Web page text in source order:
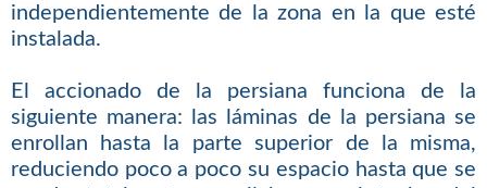
independientemente de la zona en la que esté
instalada.
El accionado de la persiana funciona de la
siguiente manera: las láminas de la persiana se
enrollan hasta la parte superior de la misma,
reduciendo poco a poco su espacio hasta que se